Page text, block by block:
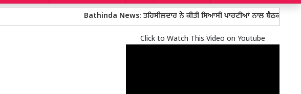
Bathinda News: ਤਹਿਸੀਲਦਾਰ ਨੇ ਕੀਤੀ ਸਿਆਸੀ ਪਾਰਟੀਆਂ ਨਾਲ ਬੈਠਕ Mohali
Click to Watch This Video on Youtube